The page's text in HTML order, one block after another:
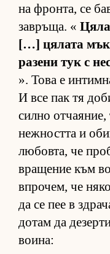
на фрон­та, се
зав­ръ­ща. «
[…] ця­лата
ра­зени тук с
». Това е
И все пак тя
силно
неж­ността и
лю­бов­та, че
в­ра­ще­ние към
впро­чем, че
да се пее в
до­там да
во­и­на: